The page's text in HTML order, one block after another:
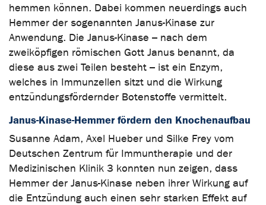
hemmen können. Dabei kommen neuerdings auch
Hemmer der sogenannten Janus-Kinase zur
Anwendung. Die Janus-Kinase – nach dem
zweiköpfigen römischen Gott Janus benannt, da
diese aus zwei Teilen besteht – ist ein Enzym,
welches in Immunzellen sitzt und die Wirkung
entzündungsfördernder Botenstoffe vermittelt.
Janus-Kinase-Hemmer fördern den Knochenaufbau
Susanne Adam, Axel Hueber und Silke Frey vom
Deutschen Zentrum für Immuntherapie und der
Medizinischen Klinik 3 konnten nun zeigen, dass
Hemmer der Janus-Kinase neben ihrer Wirkung auf
die Entzündung auch einen sehr starken Effekt auf